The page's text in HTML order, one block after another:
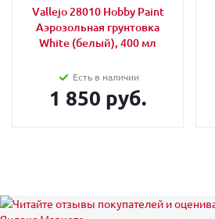
Vallejo 28010 Hobby Paint
Аэрозольная грунтовка
White (белый), 400 мл
Есть в наличии
1 850 руб.